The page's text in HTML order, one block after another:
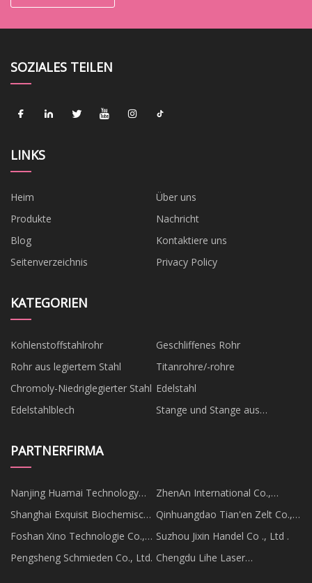
SOZIALES TEILEN
LINKS
Heim
Über uns
Produkte
Nachricht
Blog
Kontaktiere uns
Seitenverzeichnis
Privacy Policy
KATEGORIEN
Kohlenstoffstahlrohr
Geschliffenes Rohr
Rohr aus legiertem Stahl
Titanrohre/-rohre
Chromoly-Niedriglegierter Stahl Edelstahl
Edelstahlblech
Stange und Stange aus
PARTNERFIRMA
Nanjing Huamai Technology
Co., Ltd
ZhenAn International Co.,
Begrenzt
Shanghai Exquisit Biochemisch
Co., GmbH
Qinhuangdao Tian'en Zelt Co.,
Ltd
Foshan Xino Technologie Co.,
Ltd
Suzhou Jixin Handel Co ., Ltd .
Pengsheng Schmieden Co., Ltd. Chengdu Lihe Laser